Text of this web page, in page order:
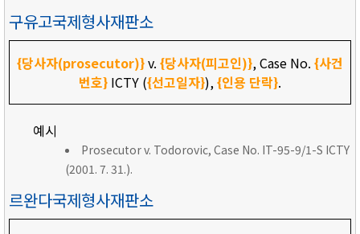
구유고국제형사재판소
{당사자(prosecutor)}v. {당사자(피고인)}, Case No. {사건
번호} ICTY ({선고일자}),{인용 단락}.
예시
Prosecutor v. Todorovic, Case No. IT-95-9/1-S ICTY
(2001. 7. 31.).
르완다국제형사재판소